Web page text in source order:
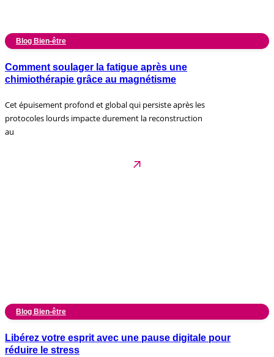
Blog Bien-être
Comment soulager la fatigue après une
chimiothérapie grâce au magnétisme
Cet épuisement profond et global qui persiste après les
protocoles lourds impacte durement la reconstruction
au
Blog Bien-être
Libérez votre esprit avec une pause digitale pour
réduire le stress